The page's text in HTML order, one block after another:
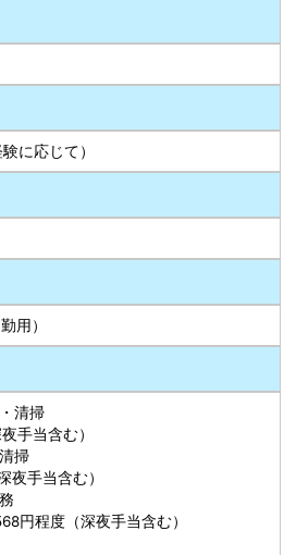
に応じて）
用）
清掃
手当含む）
掃
手当含む）
円程度（深夜手当含む）